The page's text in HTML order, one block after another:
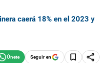
caerá 18% en el 2023 y
Seguir en